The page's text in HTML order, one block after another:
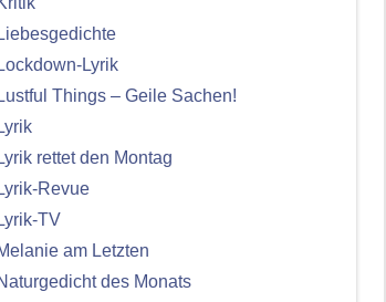
Liebesgedichte
Lockdown-Lyrik
Lustful Things – Geile Sachen!
Lyrik
Lyrik rettet den Montag
Lyrik-Revue
Lyrik-TV
am Letzten
des Monats